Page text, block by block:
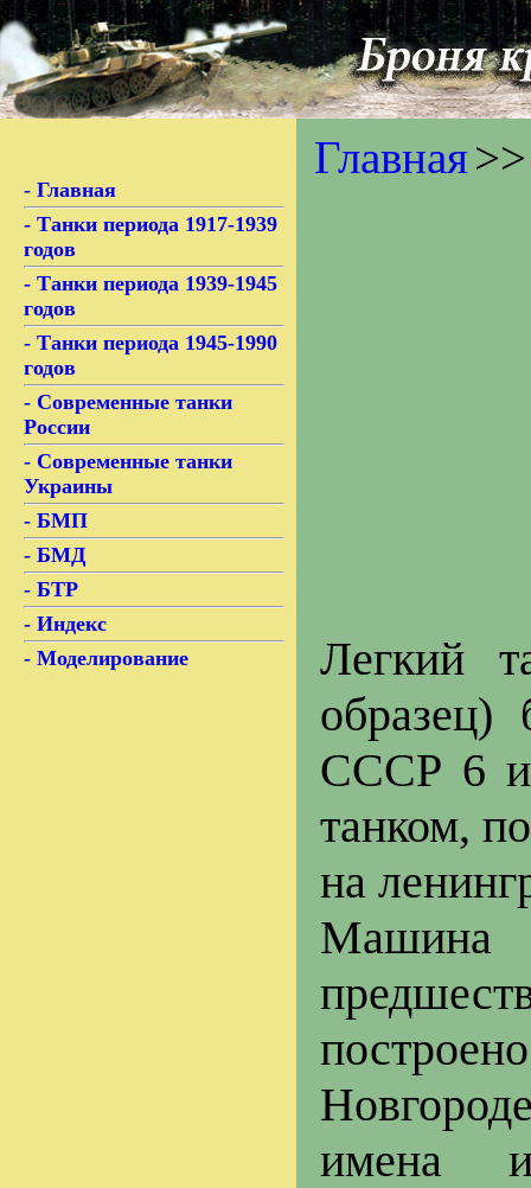
- Главная
- Танки периода 1917-1939
годов
- Танки периода 1939-1945
годов
- Танки периода 1945-1990
годов
- Современные танки
России
- Современные танки
Украины
- БМП
- БМД
- БТР
- Индекс
- Моделирование
Главная>>
Легкий
образец)
СССР 6
танком,
на
Машина
имена